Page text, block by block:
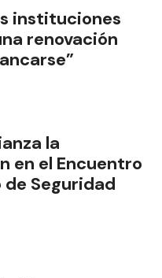
instituciones
renovación
la
en el Encuentro
de Seguridad